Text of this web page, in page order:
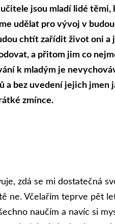
jsou mladí lidé
udělat pro vývoj v
chtít zařídit život oni
a přitom jim co
k mladým je
bez uvedení jejich jmen
zmínce.
zdá se mi dostatečná
ne. Včelařím teprve pět
naučím a navíc si